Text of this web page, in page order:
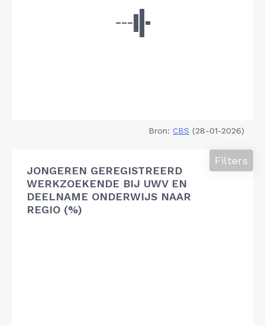
Bron: CBS (28-01-2026)
JONGEREN GEREGISTREERD
WERKZOEKENDE BIJ UWV EN
DEELNAME ONDERWIJS NAAR
REGIO (%)
Filters